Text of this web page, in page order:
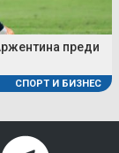
преди
СПОРТ И БИЗНЕС